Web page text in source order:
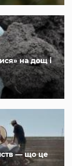
на дощ і
— що це